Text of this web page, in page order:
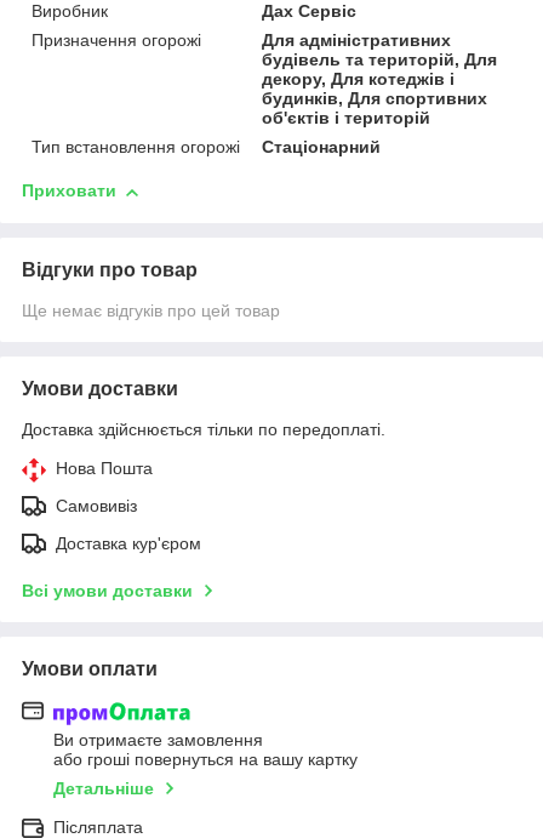
Виробник
Дах Сервіс
Призначення огорожі
Для адміністративних
будівель та територій, Для
декору, Для котеджів і
будинків, Для спортивних
об'єктів і територій
Тип встановлення огорожі
Стаціонарний
Приховати
Відгуки про товар
Ще немає відгуків про цей товар
Умови доставки
Доставка здійснюється тільки по передоплаті.
Нова Пошта
Самовивіз
Доставка кур'єром
Всі умови доставки
Умови оплати
Ви отримаєте замовлення
або гроші повернуться на вашу картку
Детальніше
Післяплата